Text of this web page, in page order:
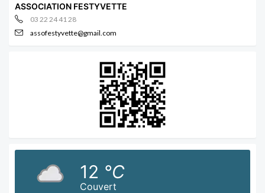
ASSOCIATION FESTYVETTE
03 22 24 41 28
assofestyvette@gmail.com
Couvert
12 °C